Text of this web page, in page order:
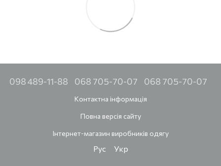
098 489-11-88 068 705-70-07 068 705-70-07
Контактна інформація
Повна версія сайту
Інтернет-магазин виробників одягу
Рус Укр